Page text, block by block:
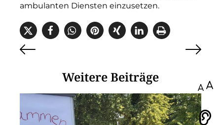
ambulanten Diensten einzusetzen.
Weitere Beiträge
Vorlesen